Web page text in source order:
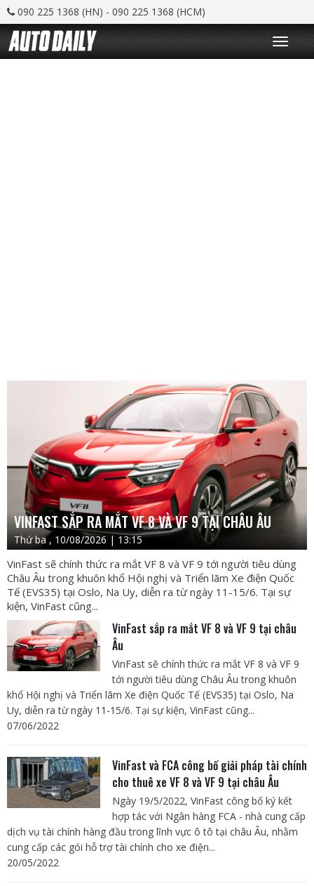
090 225 1368 (HN) - 090 225 1368 (HCM)
T
o
g
VINFAST SẮP RA MẮT VF 8 VÀ VF 9 TẠI CHÂU ÂU
Thứ ba , 10/08/2026 | 13:15
VinFast sẽ chính thức ra mắt VF 8 và VF 9 tới người tiêu dùng
Châu Âu trong khuôn khổ Hội nghị và Triển lãm Xe điện Quốc
Tế (EVS35) tại Oslo, Na Uy, diễn ra từ ngày 11-15/6. Tại sự
kiện, VinFast cũng...
VinFast sắp ra mắt VF 8 và VF 9 tại châu
Âu
VinFast sẽ chính thức ra mắt VF 8 và VF 9
tới người tiêu dùng Châu Âu trong khuôn
khổ Hội nghị và Triển lãm Xe điện Quốc Tế (EVS35) tại Oslo, Na
Uy, diễn ra từ ngày 11-15/6. Tại sự kiện, VinFast cũng...
07/06/2022
VinFast và FCA công bố giải pháp tài chính
cho thuê xe VF 8 và VF 9 tại châu Âu
Ngày 19/5/2022, VinFast công bố ký kết
hợp tác với Ngân hàng FCA - nhà cung cấp
dịch vụ tài chính hàng đầu trong lĩnh vực ô tô tại châu Âu, nhằm
cung cấp các gói hỗ trợ tài chính cho xe điện...
20/05/2022